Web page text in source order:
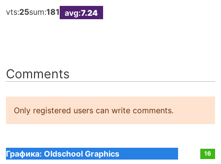
vts:25sum:181 avg:7.24
Comments
Only registered users can write comments.
Графика: Oldschool Graphics 16